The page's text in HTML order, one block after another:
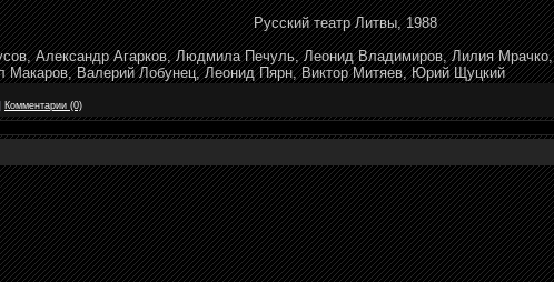
Русский театр Литвы, 1988
Александр Агарков, Людмила Печуль, Леонид Владимиров, Лилия Мрачко,
Макаров, Валерий Лобунец, Леонид Пярн, Виктор Митяев, Юрий Щуцкий
Комментарии (0)